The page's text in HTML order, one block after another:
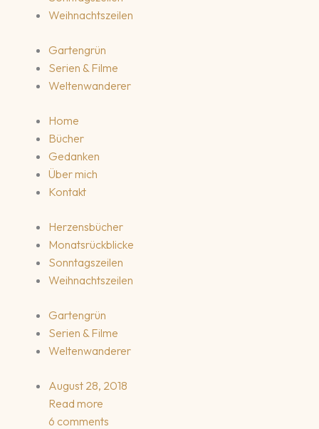
Weihnachtszeilen
Gartengrün
Serien & Filme
Weltenwanderer
Home
Bücher
Gedanken
Über mich
Kontakt
Herzensbücher
Monatsrückblicke
Sonntagszeilen
Weihnachtszeilen
Gartengrün
Serien & Filme
Weltenwanderer
August 28, 2018
Read more
6 comments